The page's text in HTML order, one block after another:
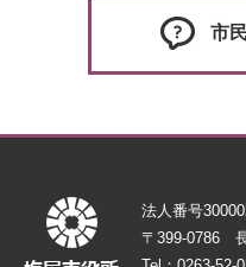
市
法人番号
〒399-0786